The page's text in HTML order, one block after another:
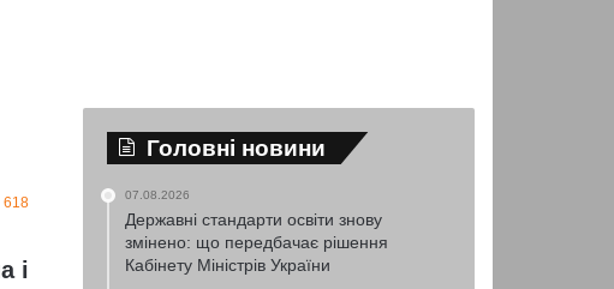
618
і
Головні новини
07.08.2026
Державні стандарти освіти знову
змінено: що передбачає рішення
Кабінету Міністрів України